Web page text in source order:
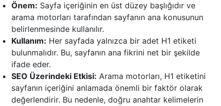
Önem: Sayfa içeriğinin en üst düzey başlığıdır ve
arama motorları tarafından sayfanın ana konusunun
belirlenmesinde kullanılır.
Kullanım: Her sayfada yalnızca bir adet H1 etiketi
bulunmalıdır. Bu, sayfanın ana fikrini net bir şekilde
ifade eder.
SEO Üzerindeki Etkisi: Arama motorları, H1 etiketini
sayfanın içeriğini anlamada önemli bir faktör olarak
değerlendirir. Bu nedenle, doğru anahtar kelimelerin